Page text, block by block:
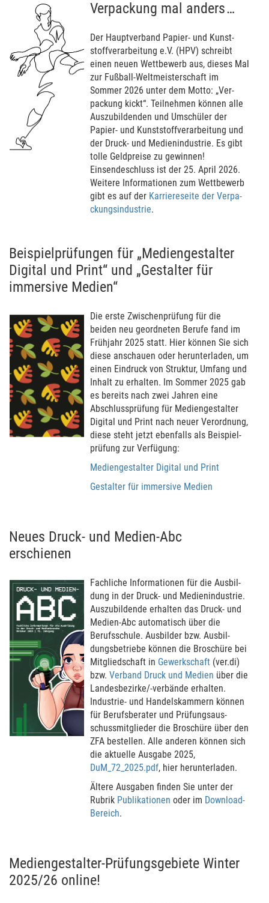
Verpackung mal anders …
Der Hauptver­band Papier- und Kunst­
stoffver­arbei­tung e.V. (HPV) schreibt
einen neuen Wett­bewerb aus, dieses Mal
zur Fußball-Welt­meis­terschaft im
Sommer 2026 unter dem Motto: „Ver­
packung kickt“. Teil­neh­men können alle
Aus­zu­bildenden und Umschüler der
Papier- und Kunst­stoffver­arbei­tung und
der Druck- und Medien­industrie. Es gibt
tolle Geld­preise zu gewin­nen!
Einsendeschluss ist der 25. April 2026.
Weitere Informa­tio­nen zum Wett­bewerb
gibt es auf der Karriere­seite der Ver­pa­
ckungs­industrie.
Beispielprüfungen für „Mediengestalter
Digital und Print“ und „Gestalter für
immersive Medien“
Die erste Zwischen­prüfung für die
beiden neu geordne­ten Berufe fand im
Frühjahr 2025 statt. Hier können Sie sich
diese an­schauen oder herunter­laden, um
einen Ein­druck von Struktur, Umfang und
Inhalt zu erhal­ten. Im Sommer 2025 gab
es bereits nach zwei Jahren eine
Abschluss­prüfung für Medien­gestal­ter
Digital und Print nach neuer Ver­ord­nung,
diese steht jetzt eben­falls als Beispiel­
prüfung zur Ver­fügung:
Medien­gestal­ter Digital und Print
Gestal­ter für immer­sive Medien
Neues Druck- und Medien-Abc
erschienen
Fach­li­che Informa­tio­nen für die Aus­bil­
dung in der Druck- und Medien­industrie.
Aus­zu­bildende erhal­ten das Druck- und
Medien-Abc auto­ma­tisch über die
Berufs­schule. Aus­bil­der bzw. Aus­bil­
dungs­betriebe können die Broschüre bei
Mit­gliedschaft in Gewerkschaft (ver.di)
bzw. Verband Druck und Medien über die
Landes­be­zirke/-ver­bände erhal­ten.
Indus­trie- und Handels­kam­mern können
für Berufs­be­r­a­ter und Prüfungs­aus­
schuss­mit­glieder die Broschüre über den
ZFA bestel­len. Alle anderen können sich
die aktuelle Ausgabe 2025,
DuM_72_2025.pdf, hier herunter­laden.
Ältere Aus­ga­ben finden Sie unter der
Rubrik Publika­tio­nen oder im Download-
Bereich.
Mediengestalter-Prüfungsgebiete Winter
2025/26 online!